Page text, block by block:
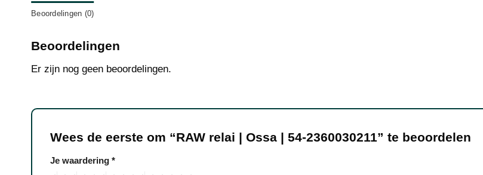
Beoordelingen (0)
Beoordelingen
Er zijn nog geen beoordelingen.
Wees de eerste om “RAW relai | Ossa | 54-2360030211” te beoordelen
Je waardering *